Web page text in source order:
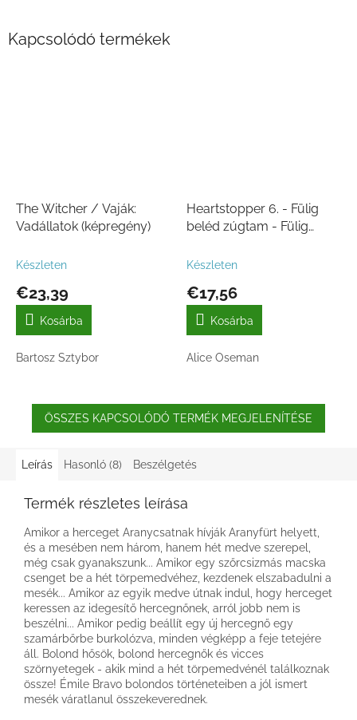
Kapcsolódó termékek
The Witcher / Vaják:
Vadállatok (képregény)
Készleten
€23,39
Kosárba
Bartosz Sztybor
Heartstopper 6. - Fülig
beléd zúgtam - Fülig
képregény
Készleten
€17,56
Kosárba
Alice Oseman
ÖSSZES KAPCSOLÓDÓ TERMÉK MEGJELENÍTÉSE
Leírás Hasonló (8) Beszélgetés
Termék részletes leírása
Amikor a herceget Aranycsatnak hívják Aranyfürt helyett,
és a mesében nem három, hanem hét medve szerepel,
még csak gyanakszunk... Amikor egy szőrcsizmás macska
csenget be a hét törpemedvéhez, kezdenek elszabadulni a
mesék... Amikor az egyik medve útnak indul, hogy herceget
keressen az idegesítő hercegnőnek, arról jobb nem is
beszélni... Amikor pedig beállít egy új hercegnő egy
szamárbőrbe burkolózva, minden végképp a feje tetejére
áll. Bolond hősök, bolond hercegnők és vicces
szörnyetegek - akik mind a hét törpemedvénél találkoznak
össze! Émile Bravo bolondos történeteiben a jól ismert
mesék váratlanul összekeverednek.